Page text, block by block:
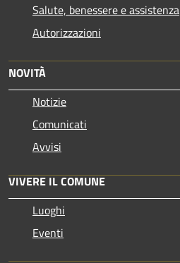
Salute, benessere e assistenza
Autorizzazioni
NOVITÀ
Notizie
Comunicati
Avvisi
VIVERE IL COMUNE
Luoghi
Eventi